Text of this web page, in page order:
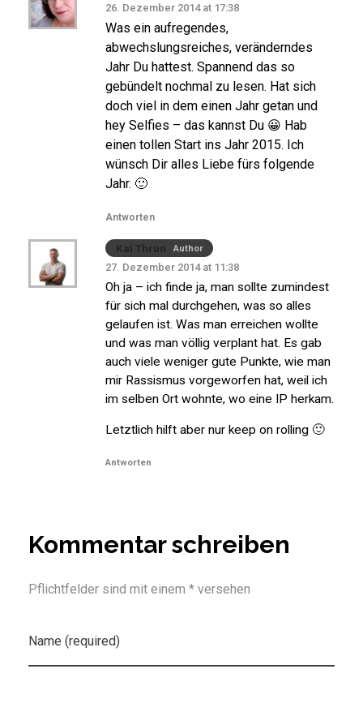
26. Dezember 2014 at 17:38
Was ein aufregendes,
abwechslungsreiches, veränderndes
Jahr Du hattest. Spannend das so
gebündelt nochmal zu lesen. Hat sich
doch viel in dem einen Jahr getan und
hey Selfies – das kannst Du 😀 Hab
einen tollen Start ins Jahr 2015. Ich
wünsch Dir alles Liebe fürs folgende
Jahr. 🙂
Antworten
Kai Thrun Author
27. Dezember 2014 at 11:38
Oh ja – ich finde ja, man sollte zumindest
für sich mal durchgehen, was so alles
gelaufen ist. Was man erreichen wollte
und was man völlig verplant hat. Es gab
auch viele weniger gute Punkte, wie man
mir Rassismus vorgeworfen hat, weil ich
im selben Ort wohnte, wo eine IP herkam.
Letztlich hilft aber nur keep on rolling 🙂
Antworten
Kommentar schreiben
Pflichtfelder sind mit einem * versehen
Name (required)